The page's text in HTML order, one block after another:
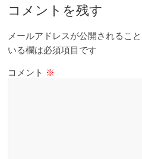
コメントを残す
メールアドレスが公開されること
いる欄は必須項目です
コメント ※